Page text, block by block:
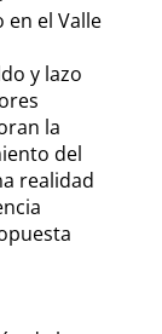
el Valle
y lazo
la
del
realidad